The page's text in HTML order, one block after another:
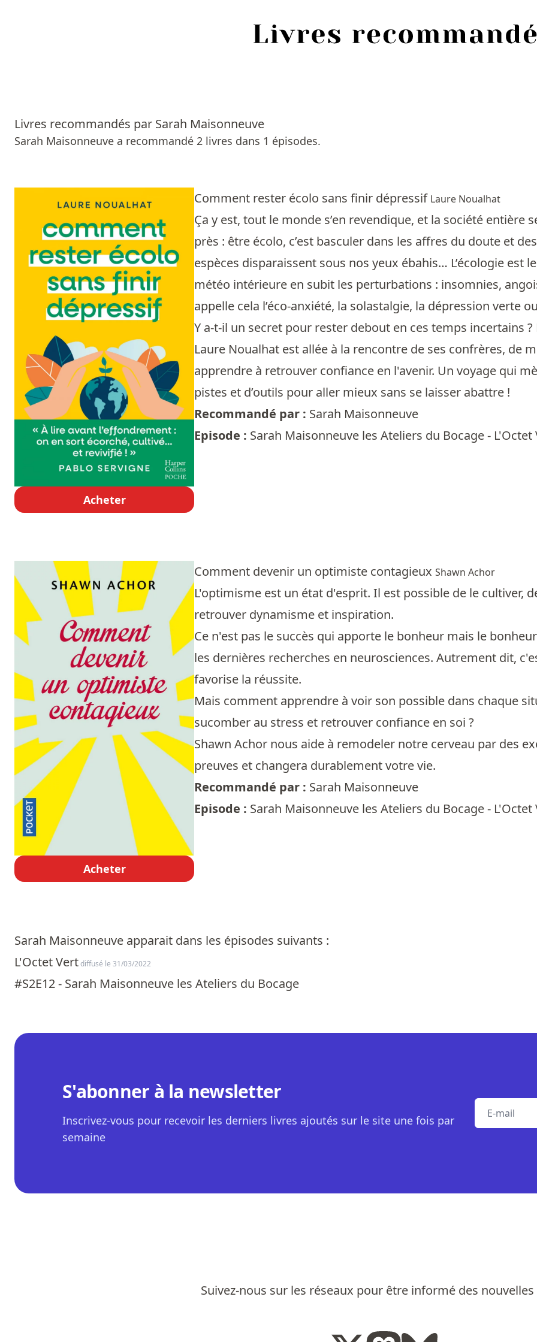
Livres recommandés par Sarah Maisonneuve
Sarah Maisonneuve a recommandé 2 livres dans 1 épisodes.
Acheter
Comment rester écolo sans finir dépressif Laure Noualhat
Ça y est, tout le monde s’en revendique, et la société
près : être écolo, c’est basculer dans les affres du doute et
espèces disparaissent sous nos yeux ébahis… L’écologie est
météo intérieure en subit les perturbations : insomnies,
appelle cela l’éco-anxiété, la solastalgie, la dépression verte
Y a-t-il un secret pour rester debout en ces temps incertains
Laure Noualhat est allée à la rencontre de ses confrères, de
apprendre à retrouver confiance en l'avenir. Un voyage qui
pistes et d’outils pour aller mieux sans se laisser abattre !
Recommandé par : Sarah Maisonneuve
Episode : Sarah Maisonneuve les Ateliers du Bocage - L'Octet
Acheter
Comment devenir un optimiste contagieux Shawn Achor
L'optimisme est un état d'esprit. Il est possible de le cultiver,
retrouver dynamisme et inspiration.
Ce n'est pas le succès qui apporte le bonheur mais le
les dernières recherches en neurosciences. Autrement dit,
favorise la réussite.
Mais comment apprendre à voir son possible dans chaque
sucomber au stress et retrouver confiance en soi ?
Shawn Achor nous aide à remodeler notre cerveau par des
preuves et changera durablement votre vie.
Recommandé par : Sarah Maisonneuve
Episode : Sarah Maisonneuve les Ateliers du Bocage - L'Octet
Sarah Maisonneuve apparait dans les épisodes suivants :
L'Octet Vertdiffusé le 31/03/2022
#S2E12 - Sarah Maisonneuve les Ateliers du Bocage
S'abonner à la newsletter
Inscrivez-vous pour recevoir les derniers livres ajoutés sur le site une fois par
semaine
E-mail
Sources
Livres
Livres les plus recommandés
Prix littéraires
Suivez-nous sur les réseaux pour être informé des